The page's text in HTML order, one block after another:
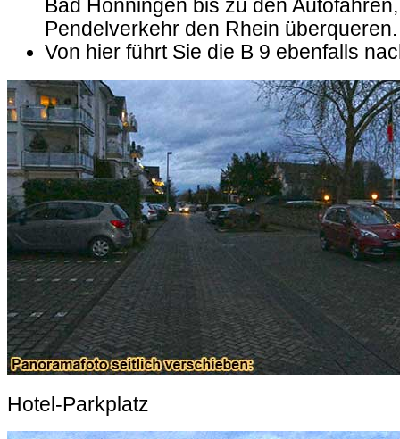
Bad Hönningen bis zu den
Pendelverkehr den Rhein überqueren.
Von hier führt Sie die B 9 ebenfalls
Hotel-Parkplatz